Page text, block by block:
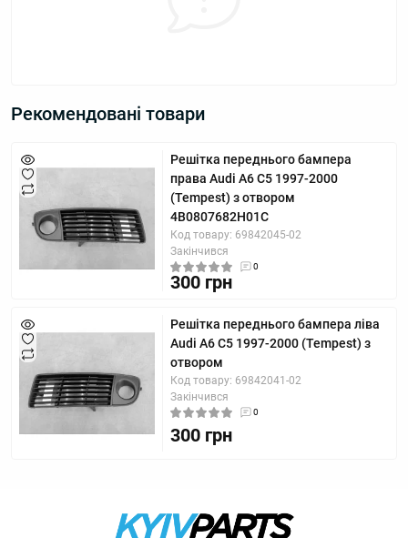
Рекомендовані товари
Решітка переднього бампера
права Audi A6 С5 1997-2000
(Tempest) з отвором
4B0807682H01C
Код товару: 69842045-02
Закінчився
0
300 грн
Решітка переднього бампера ліва
Audi A6 С5 1997-2000 (Tempest) з
отвором
Код товару: 69842041-02
Закінчився
0
300 грн